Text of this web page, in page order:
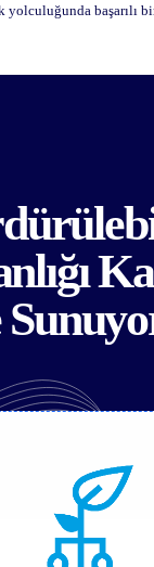
başarılı bir